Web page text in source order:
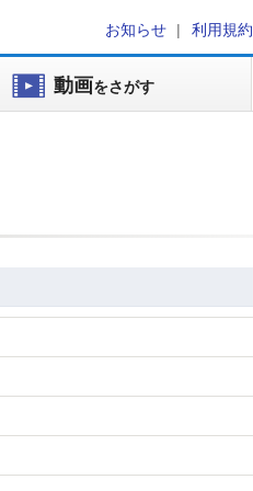
お知らせ 利用規約
動画をさがす